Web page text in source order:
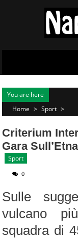
You are here
Home > Sport >
Criterium
Gara Sull’Etna
Sport
0
Sulle
vulcano
squadra di